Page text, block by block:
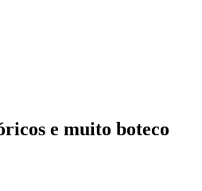
e muito boteco